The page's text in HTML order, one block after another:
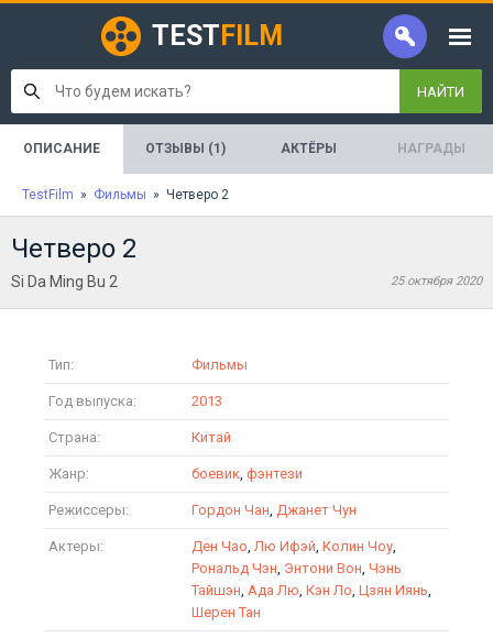
TEST FILM
НАЙТИ
ОПИСАНИЕ ОТЗЫВЫ (1) АКТЁРЫ НАГРАДЫ
TestFilm » Фильмы » Четверо 2
Четверо 2
Si Da Ming Bu 2 25 октября 2020
Тип: Фильмы
Год выпуска: 2013
Страна: Китай
Жанр: боевик, фэнтези
Режиссеры: Гордон Чан, Джанет Чун
Актеры: Ден Чао, Лю Ифэй, Колин Чоу,
Рональд Чэн, Энтони Вон, Чэнь
Тайшэн, Ада Лю, Кэн Ло, Цзян Иянь,
Шерен Тан